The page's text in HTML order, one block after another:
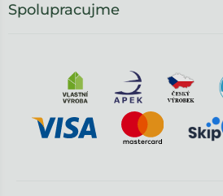
Spolupracujme